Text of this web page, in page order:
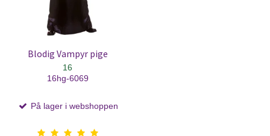
Blodig Vampyr pige
16
16hg-6069
På lager i webshoppen